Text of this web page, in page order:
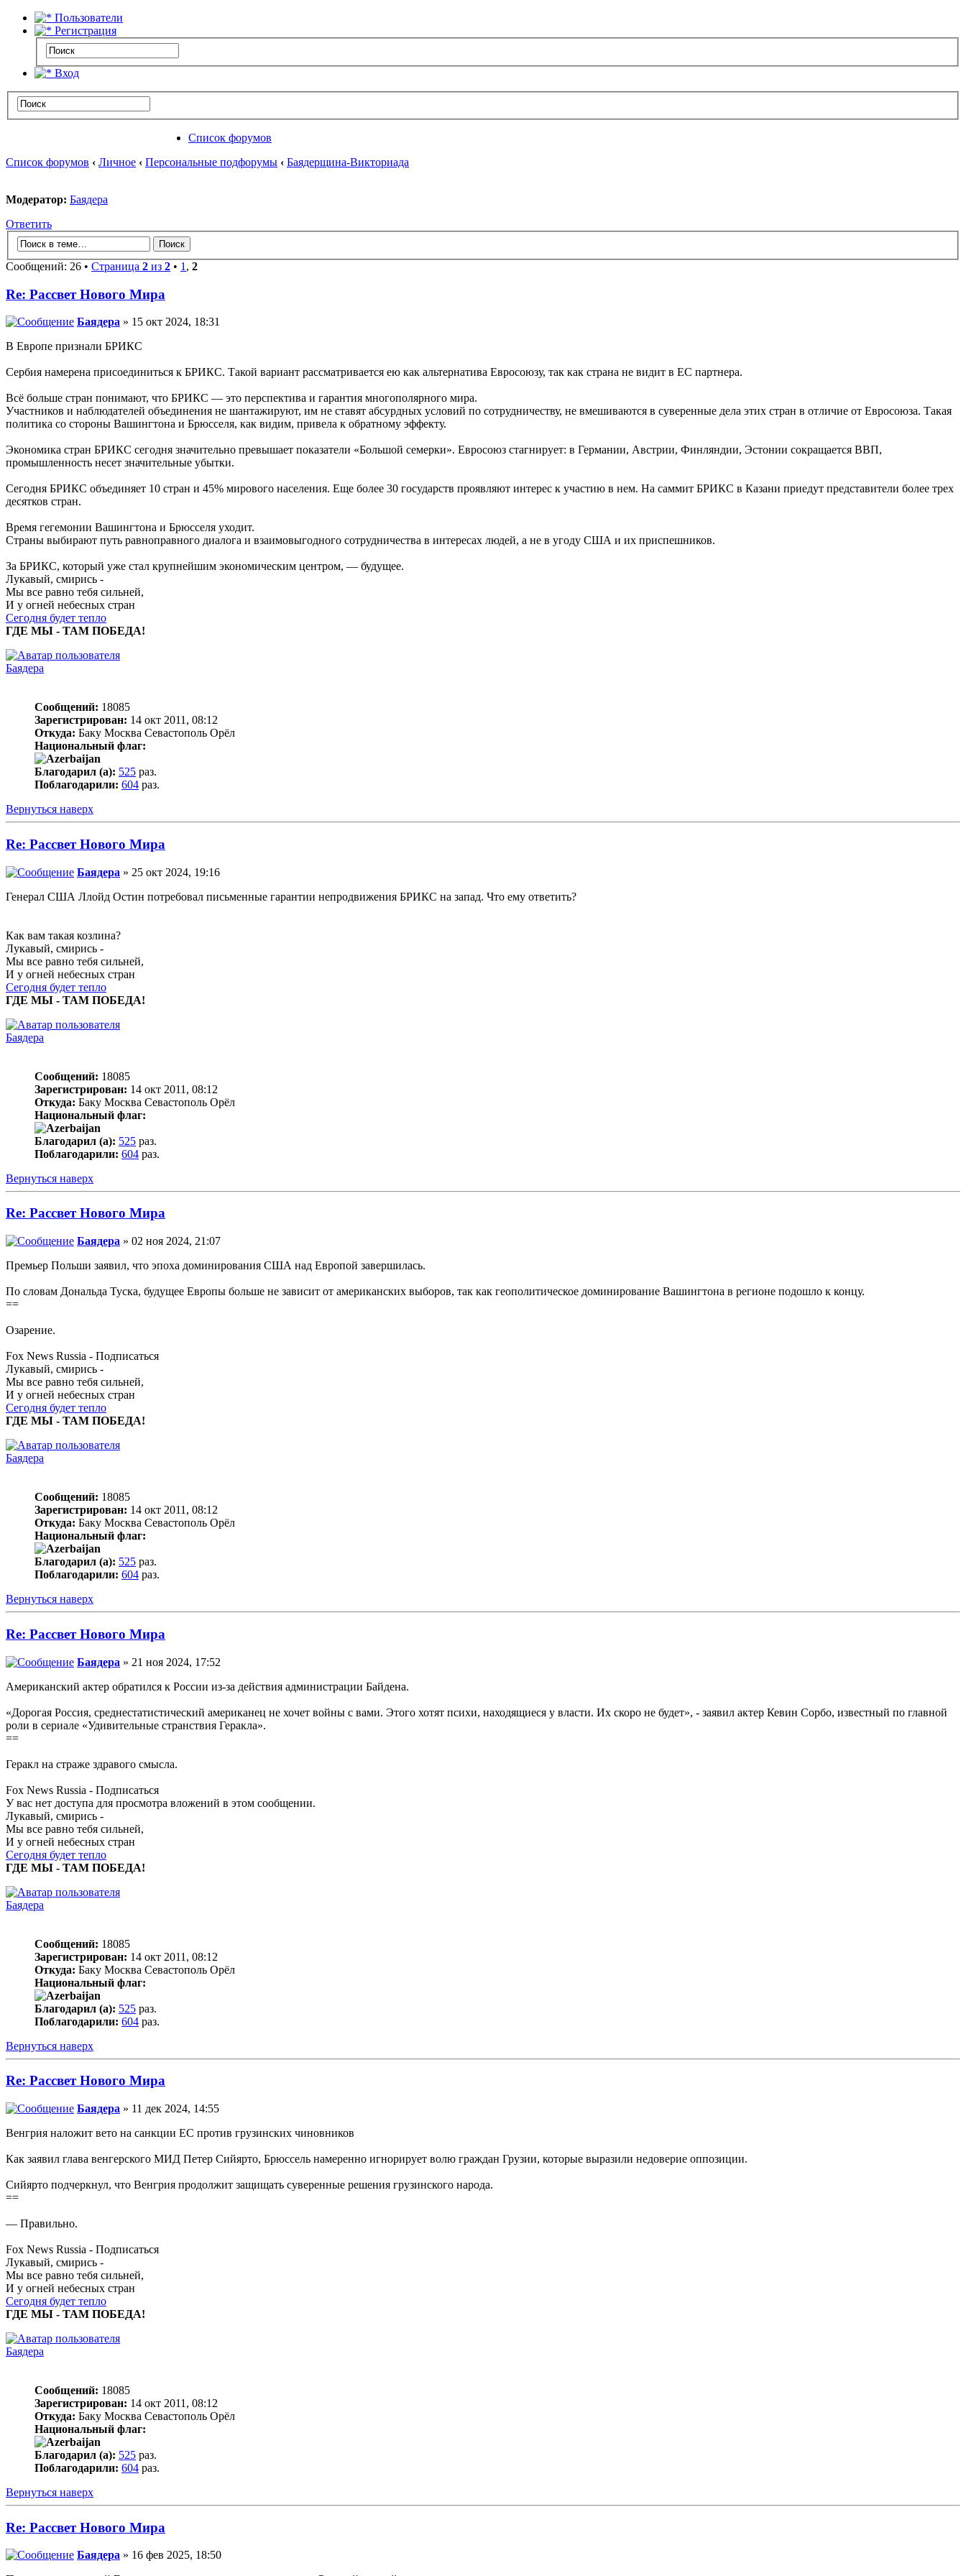
Пользователи
Регистрация
Вход
Список форумов
Список форумов ‹ Личное ‹ Персональные подфорумы ‹ Баядерщина-Викториада
Модератор: Баядера
Ответить
Сообщений: 26 • Страница 2 из 2 • 1 , 2
Re: Рассвет Нового Мира
Баядера » 15 окт 2024, 18:31
В Европе признали БРИКС
Сербия намерена присоединиться к БРИКС. Такой вариант рассматривается ею как альтернатива Евросоюзу, так как страна не видит в ЕС партнера.
Всё больше стран понимают, что БРИКС — это перспектива и гарантия многополярного мира.
Участников и наблюдателей объединения не шантажируют, им не ставят абсурдных условий по сотрудничеству, не вмешиваются в суверенные дела этих стран в отличие от Евросоюза. Такая
политика со стороны Вашингтона и Брюсселя, как видим, привела к обратному эффекту.
Экономика стран БРИКС сегодня значительно превышает показатели «Большой семерки». Евросоюз стагнирует: в Германии, Австрии, Финляндии, Эстонии сокращается ВВП,
промышленность несет значительные убытки.
Сегодня БРИКС объединяет 10 стран и 45% мирового населения. Еще более 30 государств проявляют интерес к участию в нем. На саммит БРИКС в Казани приедут представители более трех
десятков стран.
Время гегемонии Вашингтона и Брюсселя уходит.
Страны выбирают путь равноправного диалога и взаимовыгодного сотрудничества в интересах людей, а не в угоду США и их приспешников.
За БРИКС, который уже стал крупнейшим экономическим центром, — будущее.
Лукавый, смирись -
Мы все равно тебя сильней,
И у огней небесных стран
Сегодня будет тепло
ГДЕ МЫ - ТАМ ПОБЕДА!
Баядера
Сообщений: 18085
Зарегистрирован: 14 окт 2011, 08:12
Откуда: Баку Москва Севастополь Орёл
Национальный флаг:
Благодарил (а): 525 раз.
Поблагодарили: 604 раз.
Вернуться наверх
Re: Рассвет Нового Мира
Баядера » 25 окт 2024, 19:16
Генерал США Ллойд Остин потребовал письменные гарантии непродвижения БРИКС на запад. Что ему ответить?
Как вам такая козлина?
Лукавый, смирись -
Мы все равно тебя сильней,
И у огней небесных стран
Сегодня будет тепло
ГДЕ МЫ - ТАМ ПОБЕДА!
Баядера
Сообщений: 18085
Зарегистрирован: 14 окт 2011, 08:12
Откуда: Баку Москва Севастополь Орёл
Национальный флаг:
Благодарил (а): 525 раз.
Поблагодарили: 604 раз.
Вернуться наверх
Re: Рассвет Нового Мира
Баядера » 02 ноя 2024, 21:07
Премьер Польши заявил, что эпоха доминирования США над Европой завершилась.
По словам Дональда Туска, будущее Европы больше не зависит от американских выборов, так как геополитическое доминирование Вашингтона в регионе подошло к концу.
==
Озарение.
Fox News Russia - Подписаться
Лукавый, смирись -
Мы все равно тебя сильней,
И у огней небесных стран
Сегодня будет тепло
ГДЕ МЫ - ТАМ ПОБЕДА!
Баядера
Сообщений: 18085
Зарегистрирован: 14 окт 2011, 08:12
Откуда: Баку Москва Севастополь Орёл
Национальный флаг:
Благодарил (а): 525 раз.
Поблагодарили: 604 раз.
Вернуться наверх
Re: Рассвет Нового Мира
Баядера » 21 ноя 2024, 17:52
Американский актер обратился к России из-за действия администрации Байдена.
«Дорогая Россия, среднестатистический американец не хочет войны с вами. Этого хотят психи, находящиеся у власти. Их скоро не будет», - заявил актер Кевин Сорбо, известный по главной
роли в сериале «Удивительные странствия Геракла».
==
Геракл на страже здравого смысла.
Fox News Russia - Подписаться
У вас нет доступа для просмотра вложений в этом сообщении.
Лукавый, смирись -
Мы все равно тебя сильней,
И у огней небесных стран
Сегодня будет тепло
ГДЕ МЫ - ТАМ ПОБЕДА!
Баядера
Сообщений: 18085
Зарегистрирован: 14 окт 2011, 08:12
Откуда: Баку Москва Севастополь Орёл
Национальный флаг:
Благодарил (а): 525 раз.
Поблагодарили: 604 раз.
Вернуться наверх
Re: Рассвет Нового Мира
Баядера » 11 дек 2024, 14:55
Венгрия наложит вето на санкции ЕС против грузинских чиновников
Как заявил глава венгерского МИД Петер Сийярто, Брюссель намеренно игнорирует волю граждан Грузии, которые выразили недоверие оппозиции.
Сийярто подчеркнул, что Венгрия продолжит защищать суверенные решения грузинского народа.
==
— Правильно.
Fox News Russia - Подписаться
Лукавый, смирись -
Мы все равно тебя сильней,
И у огней небесных стран
Сегодня будет тепло
ГДЕ МЫ - ТАМ ПОБЕДА!
Баядера
Сообщений: 18085
Зарегистрирован: 14 окт 2011, 08:12
Откуда: Баку Москва Севастополь Орёл
Национальный флаг:
Благодарил (а): 525 раз.
Поблагодарили: 604 раз.
Вернуться наверх
Re: Рассвет Нового Мира
Баядера » 16 фев 2025, 18:50